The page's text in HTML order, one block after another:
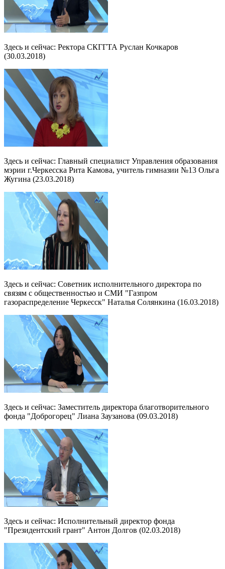
Здесь и сейчас: Ректора СКГГТА Руслан Кочкаров
(30.03.2018)
Здесь и сейчас: Главный специалист Управления образования
мэрии г.Черкесска Рита Камова, учитель гимназии №13 Ольга
Жугина (23.03.2018)
Здесь и сейчас: Советник исполнительного директора по
связям с общественностью и СМИ "Газпром
газораспределение Черкесск" Наталья Солянкина (16.03.2018)
Здесь и сейчас: Заместитель директора благотворительного
фонда "Доброгорец" Лиана Заузанова (09.03.2018)
Здесь и сейчас: Исполнительный директор фонда
"Президентский грант" Антон Долгов (02.03.2018)